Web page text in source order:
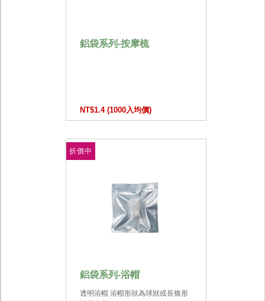
鋁袋系列-按摩梳
NT$1.4 (1000入均價)
折價中
鋁袋系列-浴帽
透明浴帽 浴帽形狀為球狀或長條形